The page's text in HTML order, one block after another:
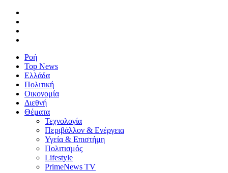
Ροή
Top News
Ελλάδα
Πολιτική
Οικονομία
Διεθνή
Θέματα
Τεχνολογία
Περιβάλλον & Ενέργεια
Υγεία & Επιστήμη
Πολιτισμός
Lifestyle
PrimeNews TV